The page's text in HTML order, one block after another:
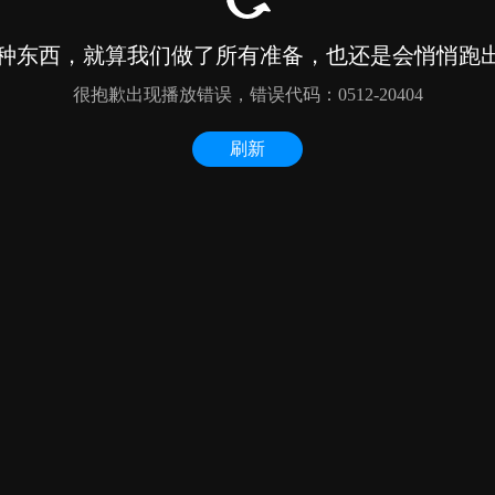
东西，就算我们做了所有准备，也还是会悄悄跑
很抱歉出现播放错误，错误代码：0512-20404
刷新